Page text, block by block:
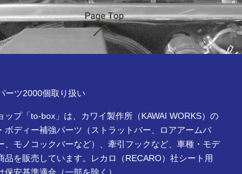
ページTOP
store
ーツ2000個取り扱い
ップ「to-box」は、カワイ製作所（KAWAI WORKS）の
ボディー補強パーツ（ストラットバー、ロアアームバ
、モノコックバーなど）、牽引フックなど、車種・モデ
品を販売しています。レカロ（RECARO）社シート用